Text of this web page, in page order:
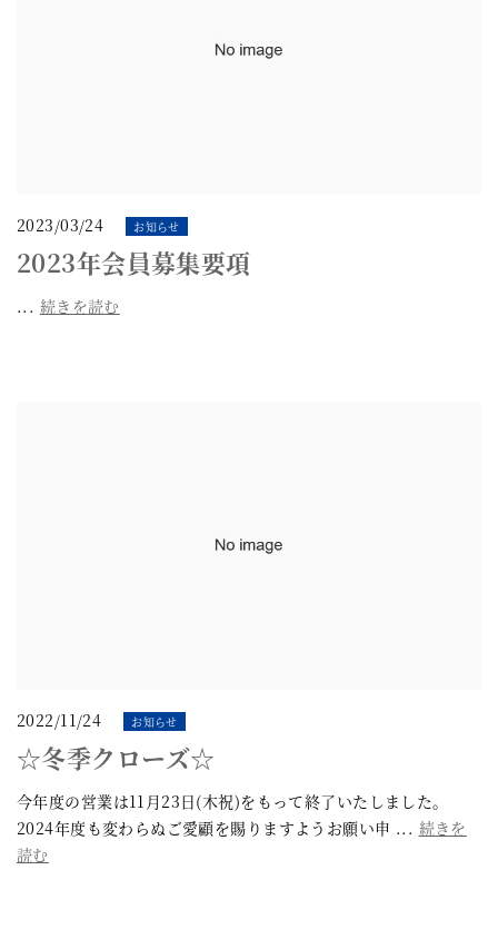
2023/03/24 お知らせ
2023年会員募集要項
... 続きを読む
2022/11/24 お知らせ
☆冬季クローズ☆
今年度の営業は11月23日(木祝)をもって終了いたしました。
2024年度も変わらぬご愛顧を賜りますようお願い申 ... 続きを
読む